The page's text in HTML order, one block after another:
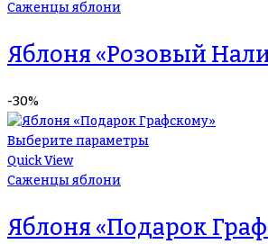
Саженцы яблони
Яблоня «Розовый
-30%
Выберите параметры
Quick View
Саженцы яблони
Яблоня «Подарок